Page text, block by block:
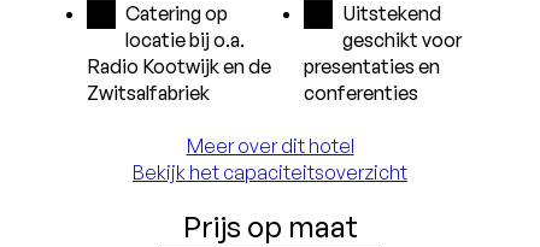
Catering op
locatie bij o.a.
Radio Kootwijk en de
Zwitsalfabriek
Uitstekend
geschikt voor
presentaties en
conferenties
Meer over dit hotel
Bekijk het capaciteitsoverzicht
Prijs op maat